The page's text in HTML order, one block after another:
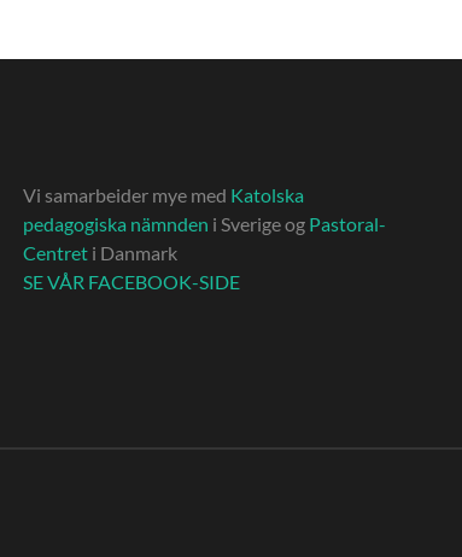
Vi samarbeider mye med Katolska
pedagogiska nämnden i Sverige og Pastoral-
Centret i Danmark
SE VÅR FACEBOOK-SIDE